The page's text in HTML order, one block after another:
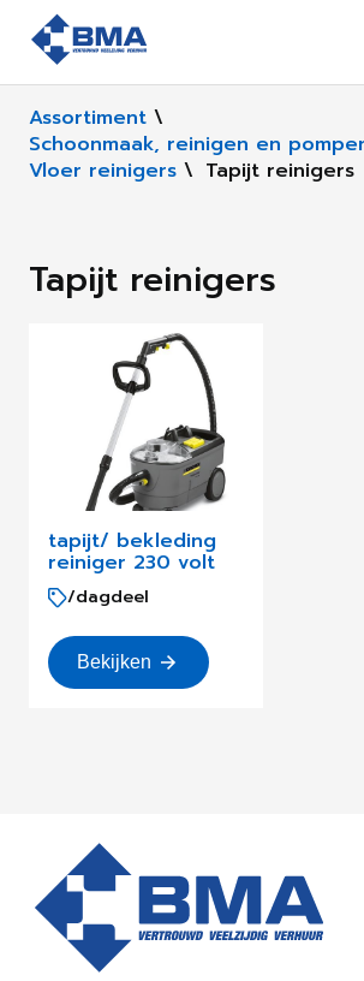
Assortiment \
Schoonmaak, reinigen en
Vloer reinigers \ Tapijt reinigers
Tapijt reinigers
tapijt/ bekleding
reiniger 230 volt
/dagdeel
Bekijken